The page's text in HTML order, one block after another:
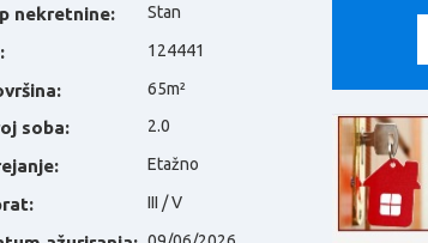
nekretnine: Stan
124441
65m²
soba: 2.0
Etažno
III / V